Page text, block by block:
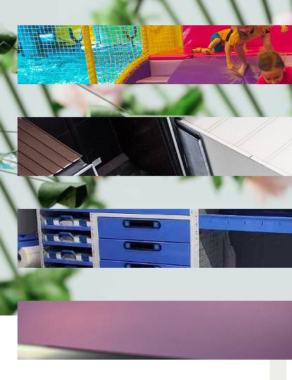
LATEST POSTS
Soluții pentru părinții care vor să își vadă
copiii explorând în loc să stea pe
telefoane
iul. 25, 2026
Ce soluție de urmărire GPS este
recomandată pentru transport marfă
iul. 2, 2026
Atelier mobil: cum transformi o dubă
obișnuită într-un spațiu de lucru care
chiar funcționează
iun. 24, 2026
iun. 23, 2026